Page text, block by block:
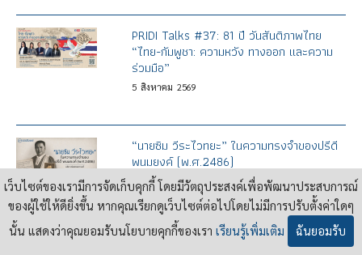
PRIDI Talks #37: 81 ปี วันสันติภาพไทย
“ไทย-กัมพูชา: ความหวัง ทางออก และความ
ร่วมมือ”
5 สิงหาคม 2569
“นายซิม วีระไวทยะ” ในความทรงจำของปรีดี
พนมยงค์ (พ.ศ.2486)
สิงหาคม 2569
เว็บไซต์ของเรามีการจัดเก็บคุกกี้ โดยมีวัตถุประสงค์เพื่อพัฒนาประสบการณ์
ของผู้ใช้ให้ดียิ่งขึ้น หากคุณเรียกดูเว็บไซต์ต่อไปโดยไม่มีการปรับตั้งค่าใดๆ
นั้น แสดงว่าคุณยอมรับนโยบายคุกกี้ของเรา เรียนรู้เพิ่มเติม ฉันยอมรับ